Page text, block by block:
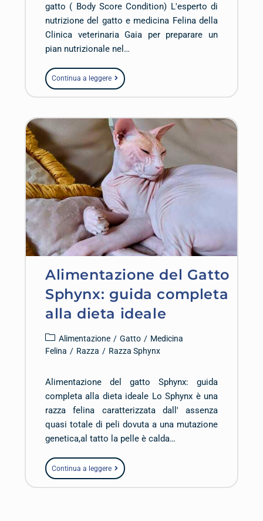
gatto ( Body Score Condition) L'esperto di
nutrizione del gatto e medicina Felina della
Clinica veterinaria Gaia per preparare un
pian nutrizionale nel…
Continua a leggere
Alimentazione del Gatto
Sphynx: guida completa
alla dieta ideale
Alimentazione / Gatto / Medicina
Felina / Razza / Razza Sphynx
Alimentazione del gatto Sphynx: guida
completa alla dieta ideale Lo Sphynx è una
razza felina caratterizzata dall' assenza
quasi totale di peli dovuta a una mutazione
genetica,al tatto la pelle è calda…
Continua a leggere